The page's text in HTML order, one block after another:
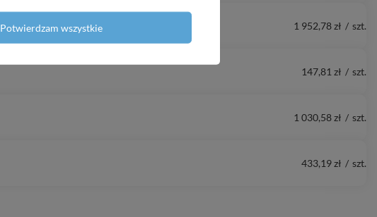
1 952,78 zł / szt.
147,81 zł / szt.
1 030,58 zł / szt.
433,19 zł / szt.
Potwierdzam wszystkie